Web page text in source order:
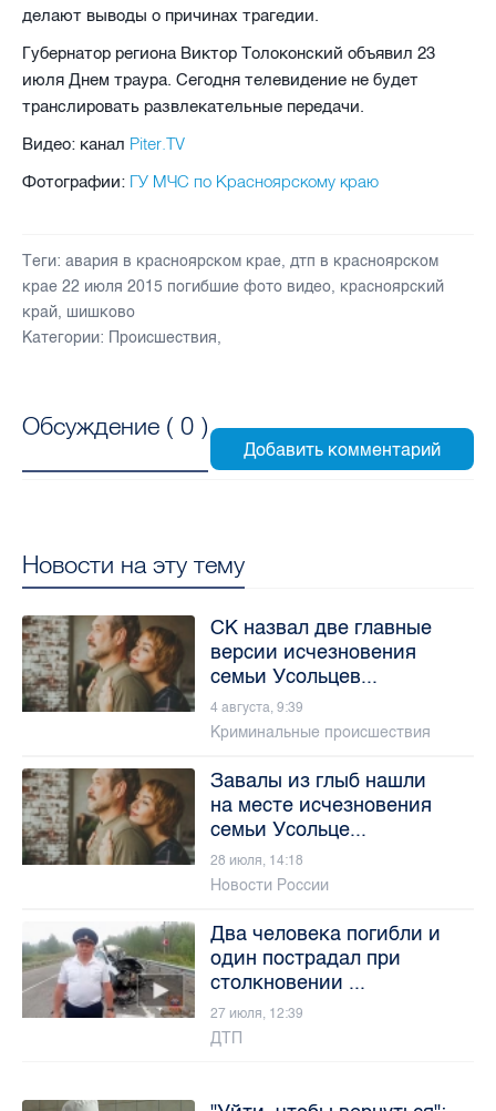
делают выводы о причинах трагедии.
Губернатор региона Виктор Толоконский объявил 23
июля Днем траура. Сегодня телевидение не будет
транслировать развлекательные передачи.
Видео: канал Piter.TV
Фотографии: ГУ МЧС по Красноярскому краю
Теги: авария в красноярском крае, дтп в красноярском
крае 22 июля 2015 погибшие фото видео, красноярский
край, шишково
Категории: Происшествия,
Обсуждение ( 0 )
Новости на эту тему
СК назвал две главные
версии исчезновения
семьи Усольцев...
4 августа, 9:39
Криминальные происшествия
Завалы из глыб нашли
на месте исчезновения
семьи Усольце...
28 июля, 14:18
Новости России
Два человека погибли и
один пострадал при
столкновении ...
27 июля, 12:39
ДТП